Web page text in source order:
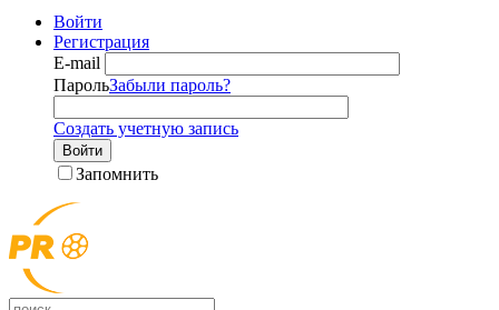
Войти
Регистрация
E-mail
ПарольЗабыли пароль?
Создать учетную запись
Войти
Запомнить